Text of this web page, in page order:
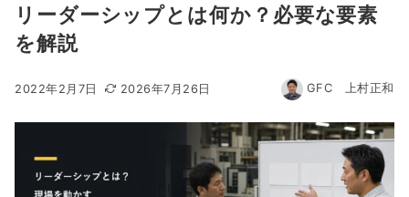
リーダーシップとは何か？必要な要素
を解説
2022年2月7日 2026年7月26日 GFC 上村正和